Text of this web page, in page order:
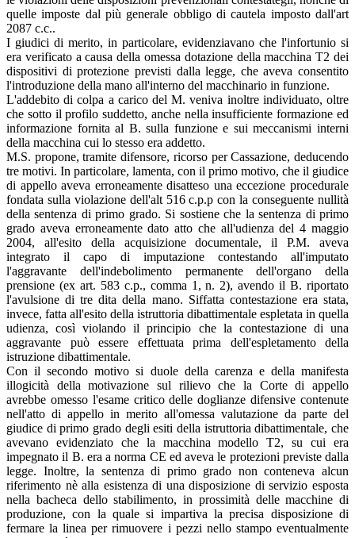
quelle imposte dal più generale obbligo di cautela imposto dall'art
2087 c.c..
I giudici di merito, in particolare, evidenziavano che l'infortunio si
era verificato a causa della omessa dotazione della macchina T2 dei
dispositivi di protezione previsti dalla legge, che aveva consentito
l'introduzione della mano all'interno del macchinario in funzione.
L'addebito di colpa a carico del M. veniva inoltre individuato, oltre
che sotto il profilo suddetto, anche nella insufficiente formazione ed
informazione fornita al B. sulla funzione e sui meccanismi interni
della macchina cui lo stesso era addetto.
M.S. propone, tramite difensore, ricorso per Cassazione, deducendo
tre motivi. In particolare, lamenta, con il primo motivo, che il giudice
di appello aveva erroneamente disatteso una eccezione procedurale
fondata sulla violazione dell'alt 516 c.p.p con la conseguente nullità
della sentenza di primo grado. Si sostiene che la sentenza di primo
grado aveva erroneamente dato atto che all'udienza del 4 maggio
2004, all'esito della acquisizione documentale, il P.M. aveva
integrato il capo di imputazione contestando all'imputato
l'aggravante dell'indebolimento permanente dell'organo della
prensione (ex art. 583 c.p., comma 1, n. 2), avendo il B. riportato
l'avulsione di tre dita della mano. Siffatta contestazione era stata,
invece, fatta all'esito della istruttoria dibattimentale espletata in quella
udienza, così violando il principio che la contestazione di una
aggravante può essere effettuata prima dell'espletamento della
istruzione dibattimentale.
Con il secondo motivo si duole della carenza e della manifesta
illogicità della motivazione sul rilievo che la Corte di appello
avrebbe omesso l'esame critico delle doglianze difensive contenute
nell'atto di appello in merito all'omessa valutazione da parte del
giudice di primo grado degli esiti della istruttoria dibattimentale, che
avevano evidenziato che la macchina modello T2, su cui era
impegnato il B. era a norma CE ed aveva le protezioni previste dalla
legge. Inoltre, la sentenza di primo grado non conteneva alcun
riferimento nè alla esistenza di una disposizione di servizio esposta
nella bacheca dello stabilimento, in prossimità delle macchine di
produzione, con la quale si impartiva la precisa disposizione di
fermare la linea per rimuovere i pezzi nello stampo eventualmente